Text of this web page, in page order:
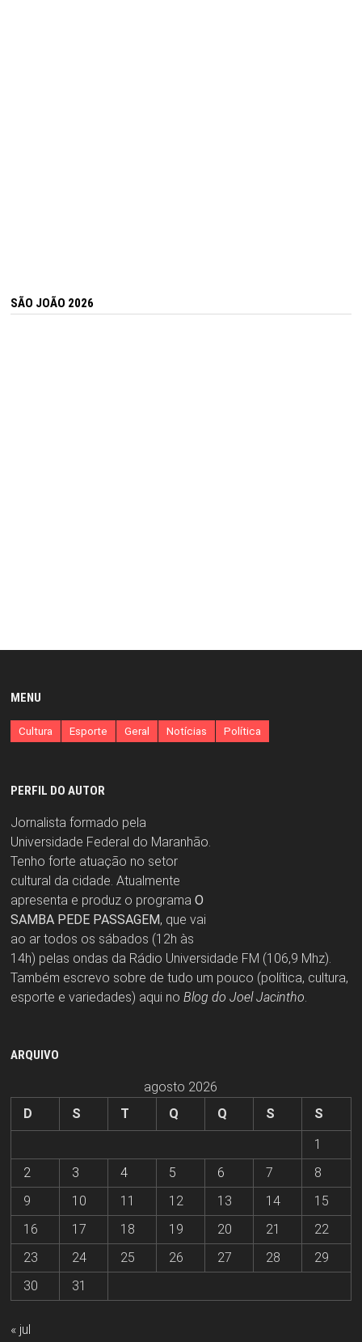
SÃO JOÃO 2026
MENU
Cultura Esporte Geral Notícias Política
PERFIL DO AUTOR
Jornalista formado pela
Universidade Federal do Maranhão.
Tenho forte atuação no setor
cultural da cidade. Atualmente
apresenta e produz o programa O
SAMBA PEDE PASSAGEM, que vai
ao ar todos os sábados (12h às
14h) pelas ondas da Rádio Universidade FM (106,9 Mhz).
Também escrevo sobre de tudo um pouco (política, cultura,
esporte e variedades) aqui no Blog do Joel Jacintho.
ARQUIVO
agosto 2026
D
S T Q Q S
S
1
2
3 4 5 6 7
8
9
10 11 12 13 14
15
16
17 18 19 20 21
22
23
24 25 26 27 28
29
30
31
« jul